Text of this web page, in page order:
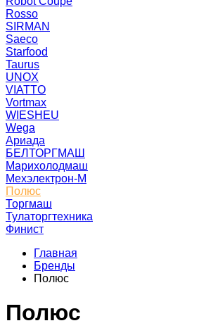
Rosso
SIRMAN
Saeco
Starfood
Taurus
UNOX
VIATTO
Vortmax
WIESHEU
Wega
Ариада
БЕЛТОРГМАШ
Марихолодмаш
Мехэлектрон-М
Полюс
Торгмаш
Тулаторгтехника
Финист
Главная
Бренды
Полюс
Полюс